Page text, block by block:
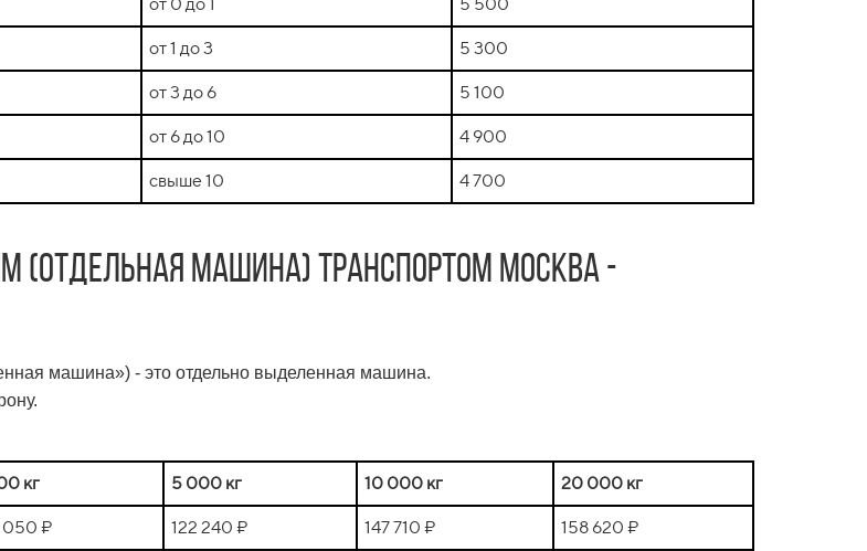
от 1 до 3 5 300
от 3 до 6 5 100
от 6 до 10 4 900
свыше 10 4 700
(отдельная машина) транспортом Москва -
машина») - это отдельно выделенная машина.
кг 5 000 кг 10 000 кг 20 000 кг
050 ₽ 122 240 ₽ 147 710 ₽ 158 620 ₽